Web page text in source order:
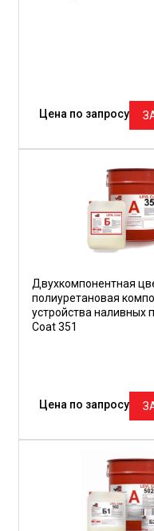
Цена по запросу
Двухкомпонентная
полиуретановая
устройства наливных
Coat 351
Цена по запросу